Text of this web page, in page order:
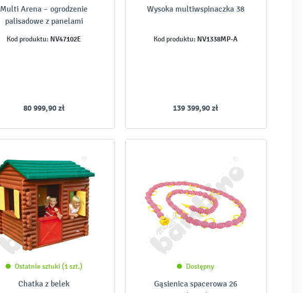
Multi Arena – ogrodzenie
palisadowe z panelami
Kod produktu: NV47102E
80 999,90 zł
Wysoka multiwspinaczka 38
Kod produktu: NV1338MP-A
139 399,90 zł
Ostatnie sztuki (1 szt.)
Chatka z belek
Dostępny
Gąsienica spacerowa 26